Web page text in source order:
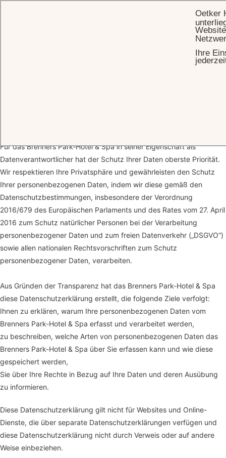
Für das Brenners Park-Hotel & Spa in seiner Eigenschaft als
Datenverantwortlicher hat der Schutz Ihrer Daten oberste Priorität.
Wir respektieren Ihre Privatsphäre und gewährleisten den Schutz
Ihrer personenbezogenen Daten, indem wir diese gemäß den
Datenschutzbestimmungen, insbesondere der Verordnung
2016/679 des Europäischen Parlaments und des Rates vom 27. April
2016 zum Schutz natürlicher Personen bei der Verarbeitung
personenbezogener Daten und zum freien Datenverkehr („DSGVO“)
sowie allen nationalen Rechtsvorschriften zum Schutz
personenbezogener Daten, verarbeiten.
Aus Gründen der Transparenz hat das Brenners Park-Hotel & Spa
diese Datenschutzerklärung erstellt, die folgende Ziele verfolgt:
Ihnen zu erklären, warum Ihre personenbezogenen Daten vom
Brenners Park-Hotel & Spa erfasst und verarbeitet werden,
zu beschreiben, welche Arten von personenbezogenen Daten das
Brenners Park-Hotel & Spa über Sie erfassen kann und wie diese
gespeichert werden,
Sie über Ihre Rechte in Bezug auf Ihre Daten und deren Ausübung
zu informieren.
Diese Datenschutzerklärung gilt nicht für Websites und Online-
Dienste, die über separate Datenschutzerklärungen verfügen und
diese Datenschutzerklärung nicht durch Verweis oder auf andere
Weise einbeziehen.
Oetker
Ihre